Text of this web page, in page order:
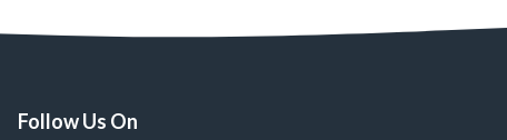
Follow Us On